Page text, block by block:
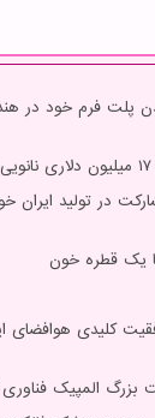
پلت فرم خود در
یک قطره خون
در مدار ۵ موفقیت کلیدی
المپیک فناوری ۲۰۲۶